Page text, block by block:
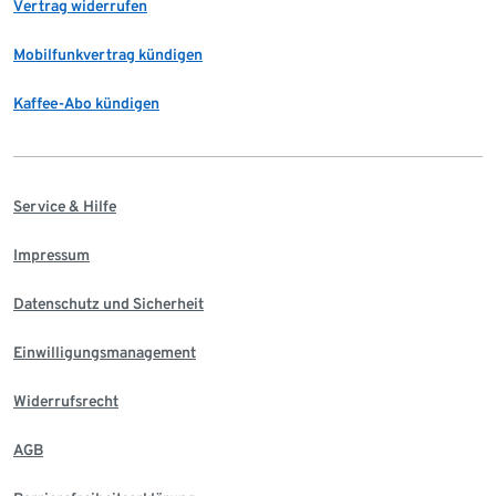
Vertrag widerrufen
Mobilfunkvertrag kündigen
Kaffee-Abo kündigen
Service & Hilfe
Impressum
Datenschutz und Sicherheit
Einwilligungsmanagement
Widerrufsrecht
AGB